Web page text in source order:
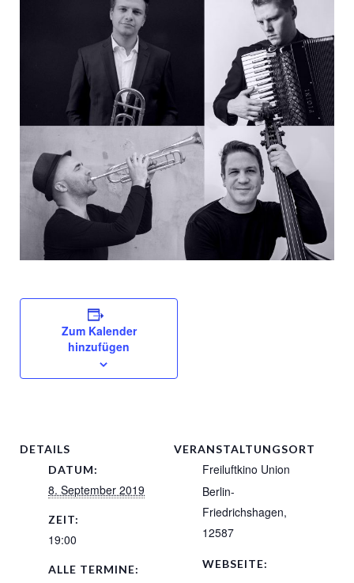
Zum Kalender
hinzufügen
DETAILS
DATUM:
8. September 2019
ZEIT:
19:00
ALLE TERMINE:
VERANSTALTUNGSORT
Freiluftkino Union
Berlin-
Friedrichshagen,
12587
WEBSEITE: